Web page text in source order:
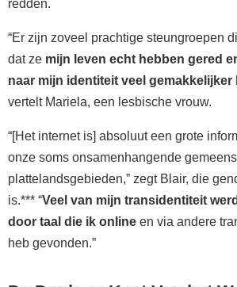
redden.
“Er zijn zoveel prachtige steungroepen
dat ze mijn leven echt hebben gered
naar mijn identiteit veel gemakkelijker
vertelt Mariela, een lesbische vrouw.
“[Het internet is] absoluut een grote
onze soms onsamenhangende
plattelandsgebieden,” zegt Blair, die
is.*** “Veel van mijn transidentiteit
door taal die ik online en via andere
heb gevonden.”